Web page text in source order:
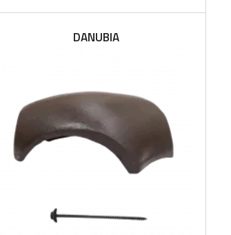
DANUBIA